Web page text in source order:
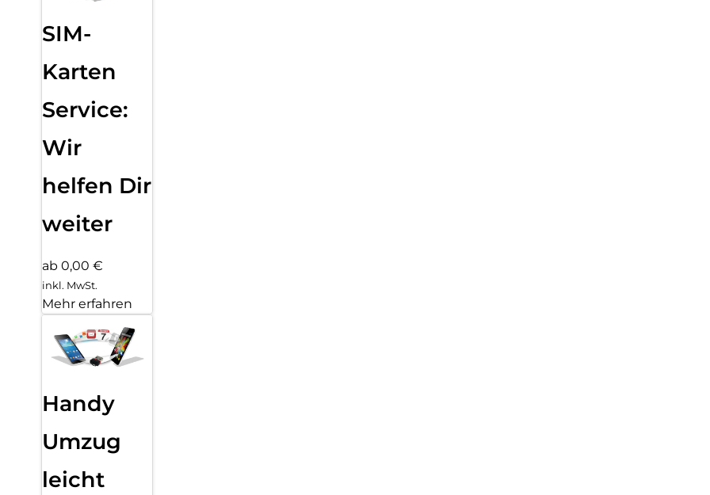
SIM-
Karten
Service:
Wir
helfen Dir
weiter
ab 0,00 €
inkl. MwSt.
Mehr erfahren
Handy
Umzug
leicht